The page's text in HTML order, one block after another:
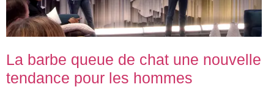
La barbe queue de chat une nouvelle
tendance pour les hommes